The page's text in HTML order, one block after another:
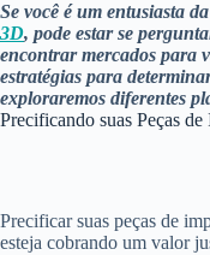
Se você é um entusiasta da
3D, pode estar se
encontrar mercados para
estratégias para
exploraremos diferentes
Precificando suas Peças de
Precificar suas peças de
esteja cobrando um valor